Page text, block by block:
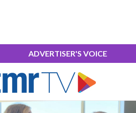
ADVERTISER'S VOICE